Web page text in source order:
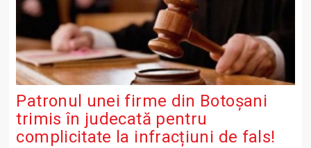
Patronul unei firme din Botoșani
trimis în judecată pentru
complicitate la infracțiuni de fals!